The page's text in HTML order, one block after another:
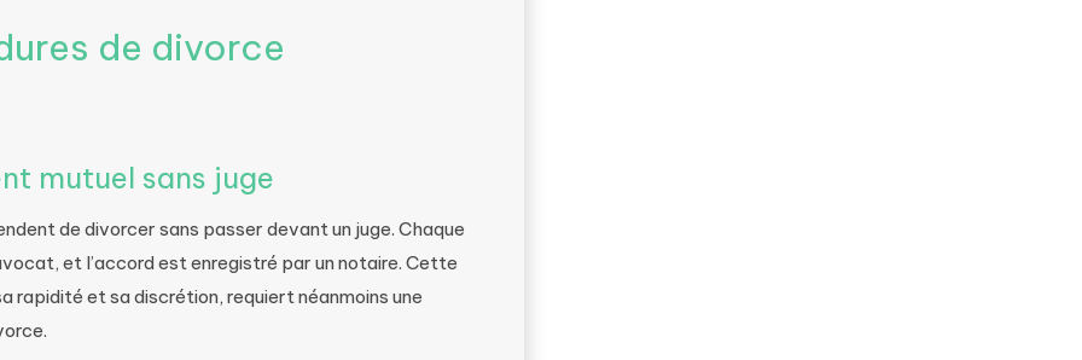
de divorce
mutuel sans juge
de divorcer sans passer devant un juge. Chaque
et l’accord est enregistré par un notaire. Cette
rapidité et sa discrétion, requiert néanmoins une